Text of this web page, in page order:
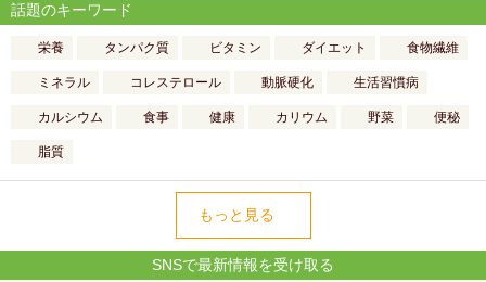
話題のキーワード
栄養 タンパク質 ビタミン ダイエット 食物繊維
ミネラル コレステロール 動脈硬化 生活習慣病
カルシウム 食事 健康 カリウム 野菜 便秘
脂質
もっと見る
SNSで最新情報を受け取る